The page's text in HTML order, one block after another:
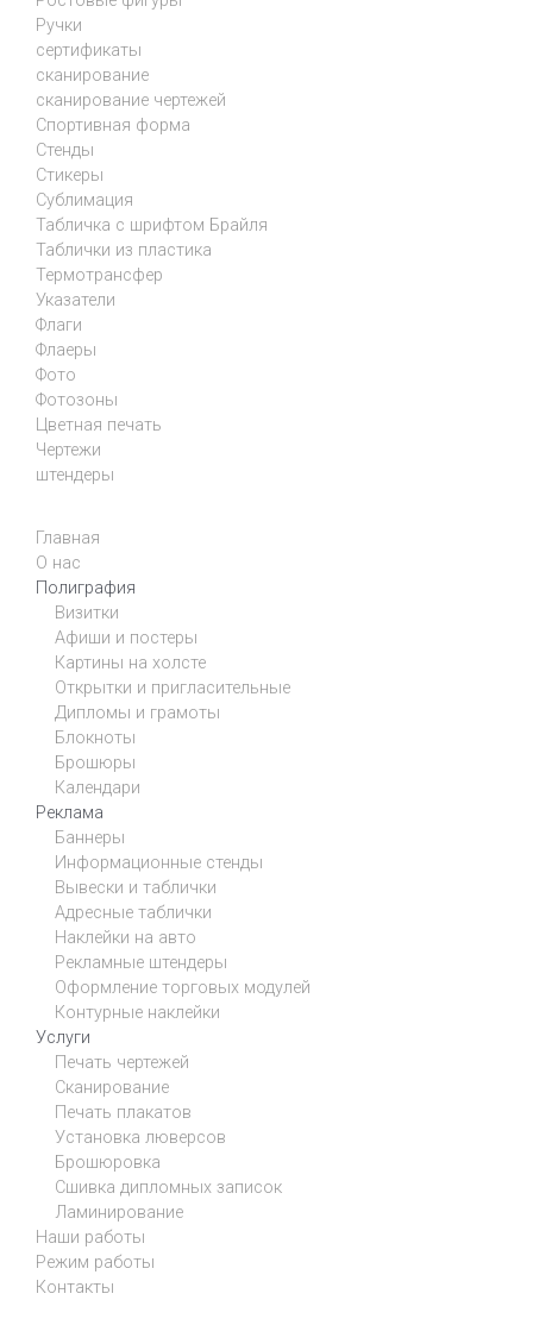
Ручки
сертификаты
сканирование
сканирование чертежей
Спортивная форма
Стенды
Стикеры
Сублимация
Табличка с шрифтом Брайля
Таблички из пластика
Термотрансфер
Указатели
Флаги
Флаеры
Фото
Фотозоны
Цветная печать
Чертежи
штендеры
Главная
О нас
Полиграфия
Визитки
Афиши и постеры
Картины на холсте
Открытки и пригласительные
Дипломы и грамоты
Блокноты
Брошюры
Календари
Реклама
Баннеры
Информационные стенды
Вывески и таблички
Адресные таблички
Наклейки на авто
Рекламные штендеры
Оформление торговых модулей
Контурные наклейки
Услуги
Печать чертежей
Сканирование
Печать плакатов
Установка люверсов
Брошюровка
Сшивка дипломных записок
Ламинирование
Наши работы
Режим работы
Контакты